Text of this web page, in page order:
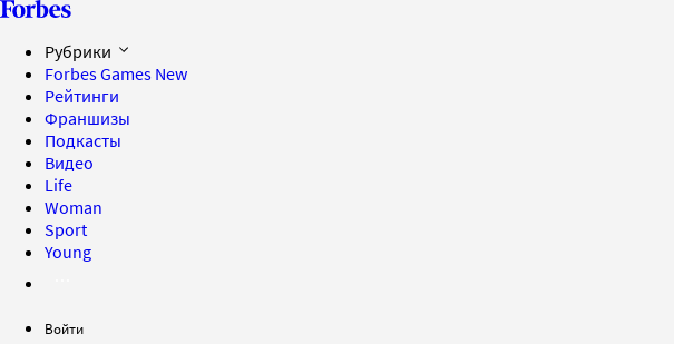
Рубрики
Forbes Games New
Рейтинги
Франшизы
Подкасты
Видео
Life
Woman
Sport
Young
Войти